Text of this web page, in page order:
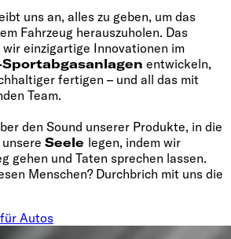
uns an, alles zu geben, um das
Fahrzeug herauszuholen. Das
einzigartige Innovationen im
entwickeln,
fertigen – und all das mit
Team.
den Sound unserer Produkte, in die
Seele legen, indem wir
gehen und Taten sprechen lassen.
Menschen? Durchbrich mit uns die
Autos